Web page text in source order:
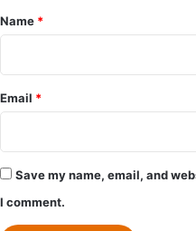
*
Name *
Email *
Save my name, email, and
I comment.